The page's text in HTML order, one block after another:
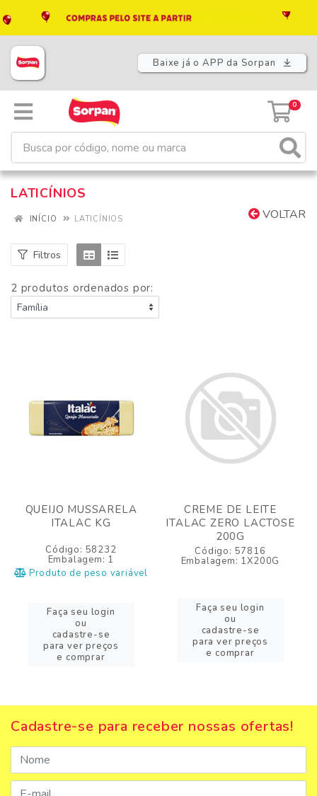
Baixe já o APP da Sorpan
0
LATICÍNIOS
VOLTAR
INÍCIO LATICÍNIOS
Filtros
2 produtos ordenados por:
QUEIJO MUSSARELA
ITALAC KG
Código: 58232
Embalagem: 1
Produto de peso variável
Faça seu login
ou
cadastre-se
para ver preços
e comprar
CREME DE LEITE
ITALAC ZERO LACTOSE
200G
Código: 57816
Embalagem: 1X200G
Faça seu login
ou
cadastre-se
para ver preços
e comprar
Cadastre-se para receber nossas ofertas!